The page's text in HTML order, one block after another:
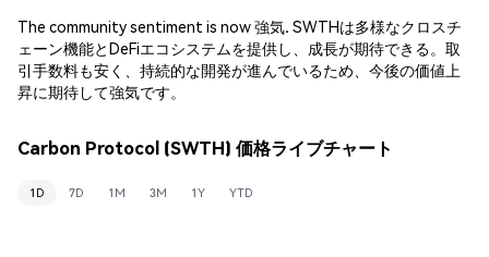
The community sentiment is now 強気. SWTHは多様なクロスチ
ェーン機能とDeFiエコシステムを提供し、成長が期待できる。取
引手数料も安く、持続的な開発が進んでいるため、今後の価値上
昇に期待して強気です。
Carbon Protocol (SWTH) 価格ライブチャート
1D 7D 1M 3M 1Y YTD